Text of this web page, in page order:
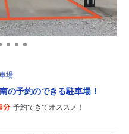
場
の予約のできる駐車場！
分 予約できてオススメ！